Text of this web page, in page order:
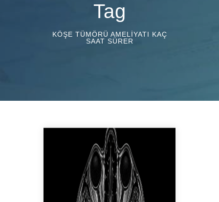
Tag
KÖŞE TÜMÖRÜ AMELIYATI KAÇ
SAAT SÜRER